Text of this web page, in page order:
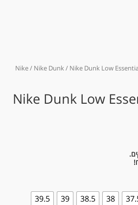
Nike/ Nike Dunk/ Nike Dunk Low
Nike Dunk Low
38
38.5
39
39.5